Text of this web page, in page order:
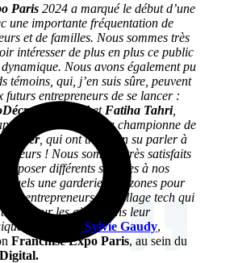
Paris 2024 a marqué le début d’une
une importante fréquentation de
et de familles. Nous sommes très
intéresser de plus en plus ce public
Nous avons également pu
témoins, qui, j’en suis sûre, peuvent
futurs entrepreneurs de se lancer :
Raibedet Fatiha Tahri,
& Pille ou encore la championne de
, qui ont très bien su parler à
! Nous sommes très satisfaits
différents services à nos
une garderie, des zones pour
nos entrepreneurs, un village tech qui
pour les aider dans leur
»
Sylvie Gaudy,
Franchise Expo Paris, au sein du